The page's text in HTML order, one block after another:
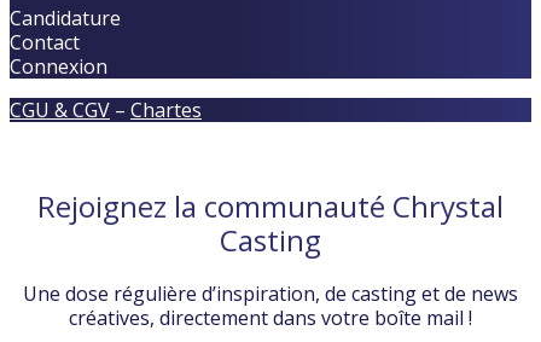
Candidature
Contact
Connexion
CGU & CGV – Chartes
Rejoignez la communauté Chrystal
Casting
Une dose régulière d’inspiration, de casting et de news
créatives, directement dans votre boîte mail !